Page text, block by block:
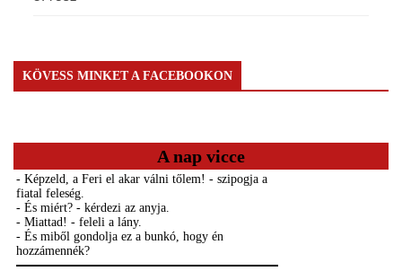
KÖVESS MINKET A FACEBOOKON
A nap vicce